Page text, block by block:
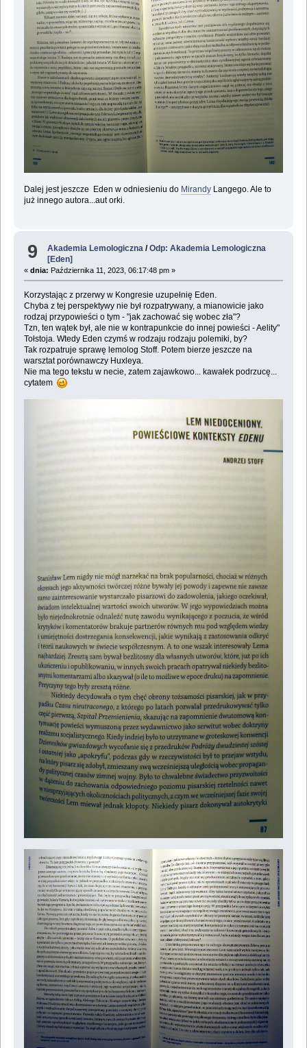
Dalej jest jeszcze Eden w odniesieniu do MirandyLangego. Ale to
już innego autora...aut orki.
9 Akademia Lemologiczna /Odp: Akademia Lemologiczna
[Eden]
« dnia: Października 11, 2023, 06:17:48 pm »
Korzystając z przerwy w Kongresie uzupełnię Eden.
Chyba z tej perspektywy nie był rozpatrywany, a mianowicie jako
rodzaj przypowieści o tym - "jak zachować się wobec zła"?
Tzn, ten wątek był, ale nie w kontrapunkcie do innej powieści - Aelity"
Tołstoja. Wtedy Eden czymś w rodzaju rodzaju polemiki, by?
Tak rozpatruje sprawę lemolog Stoff. Potem bierze jeszcze na
warsztat porównawczy Huxleya.
Nie ma tego tekstu w necie, zatem zajawkowo... kawałek podrzucę...
cytatem